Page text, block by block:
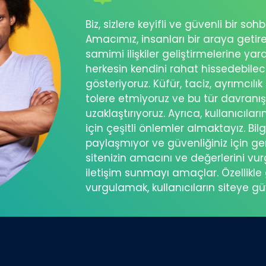
Biz, sizlere keyifli ve güvenli bir
Amacımız, insanları bir araya
samimi ilişkiler geliştirmelerine
herkesin kendini rahat
gösteriyoruz. Küfür, taciz,
tolere etmiyoruz ve bu tür
uzaklaştırıyoruz. Ayrıca,
için çeşitli önlemler almaktayız.
paylaşmıyor ve güvenliğiniz için
sitenizin amacını ve değerlerini
iletişim sunmayı amaçlar. Özellikle
vurgulamak, kullanıcıların siteye